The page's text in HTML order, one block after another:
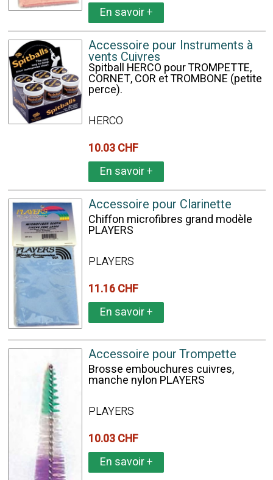
En savoir+
Accessoire pour Instruments à
vents Cuivres
Spitball HERCO pour TROMPETTE,
CORNET, COR et TROMBONE (petite
perce).
HERCO
10.03 CHF
En savoir+
Accessoire pour Clarinette
Chiffon microfibres grand modèle
PLAYERS
PLAYERS
11.16 CHF
En savoir+
Accessoire pour Trompette
Brosse embouchures cuivres,
manche nylon PLAYERS
PLAYERS
10.03 CHF
En savoir+